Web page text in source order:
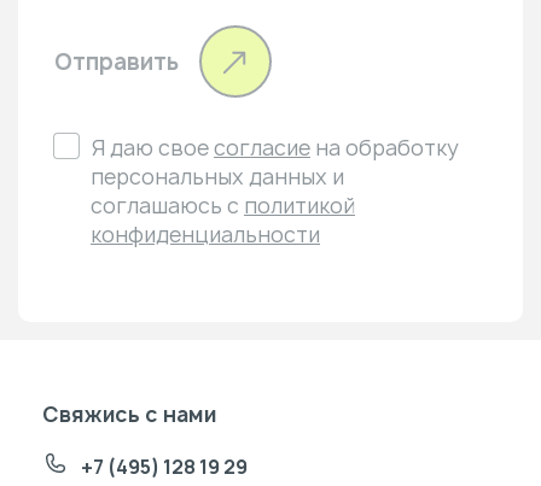
Отправить
Я даю своесогласие на обработку
персональных данных и
соглашаюсь с политикой
конфиденциальности
Свяжись с нами
+7 (495) 128 19 29